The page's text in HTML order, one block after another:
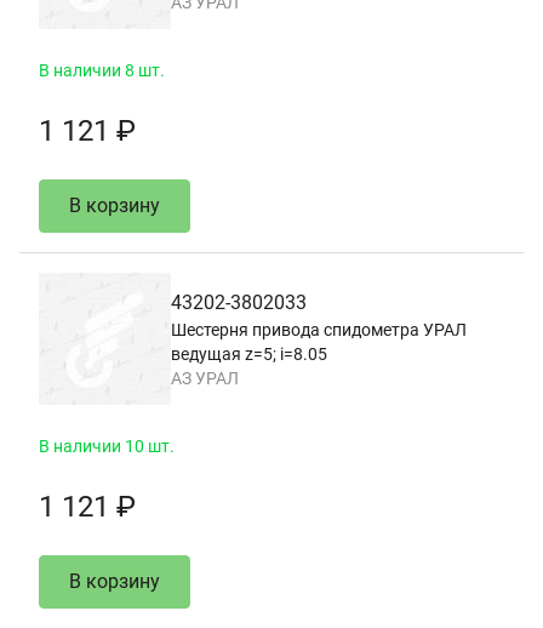
В наличии 8 шт.
1 121 ₽
В корзину
43202-3802033
Шестерня привода спидометра УРАЛ
ведущая z=5; i=8.05
АЗ УРАЛ
В наличии 10 шт.
1 121 ₽
В корзину